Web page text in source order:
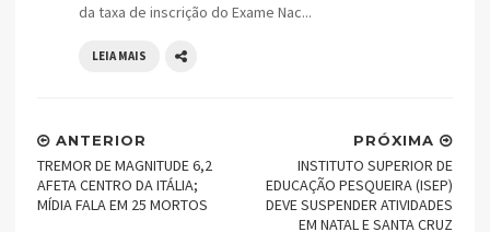
da taxa de inscrição do Exame Nac...
LEIA MAIS
PRÓXIMA
INSTITUTO SUPERIOR DE
EDUCAÇÃO PESQUEIRA (ISEP)
DEVE SUSPENDER ATIVIDADES
EM NATAL E SANTA CRUZ
ANTERIOR
TREMOR DE MAGNITUDE 6,2
AFETA CENTRO DA ITÁLIA;
MÍDIA FALA EM 25 MORTOS